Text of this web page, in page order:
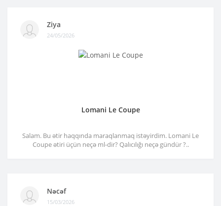
Ziya
24/05/2026
Lomani Le Coupe
Salam. Bu ətir haqqında maraqlanmaq istəyirdim. Lomani Le
Coupe ətiri üçün neçə ml-dir? Qalıcılığı neçə gündür ?..
Nəcəf
15/03/2026